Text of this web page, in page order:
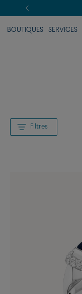
BOUTIQUES SERVICES
Filtres